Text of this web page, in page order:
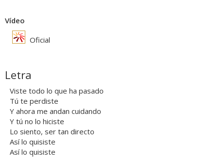
Vídeo
Oficial
Letra
Viste todo lo que ha pasado
Tú te perdiste
Y ahora me andan cuidando
Y tú no lo hiciste
Lo siento, ser tan directo
Así lo quisiste
Así lo quisiste